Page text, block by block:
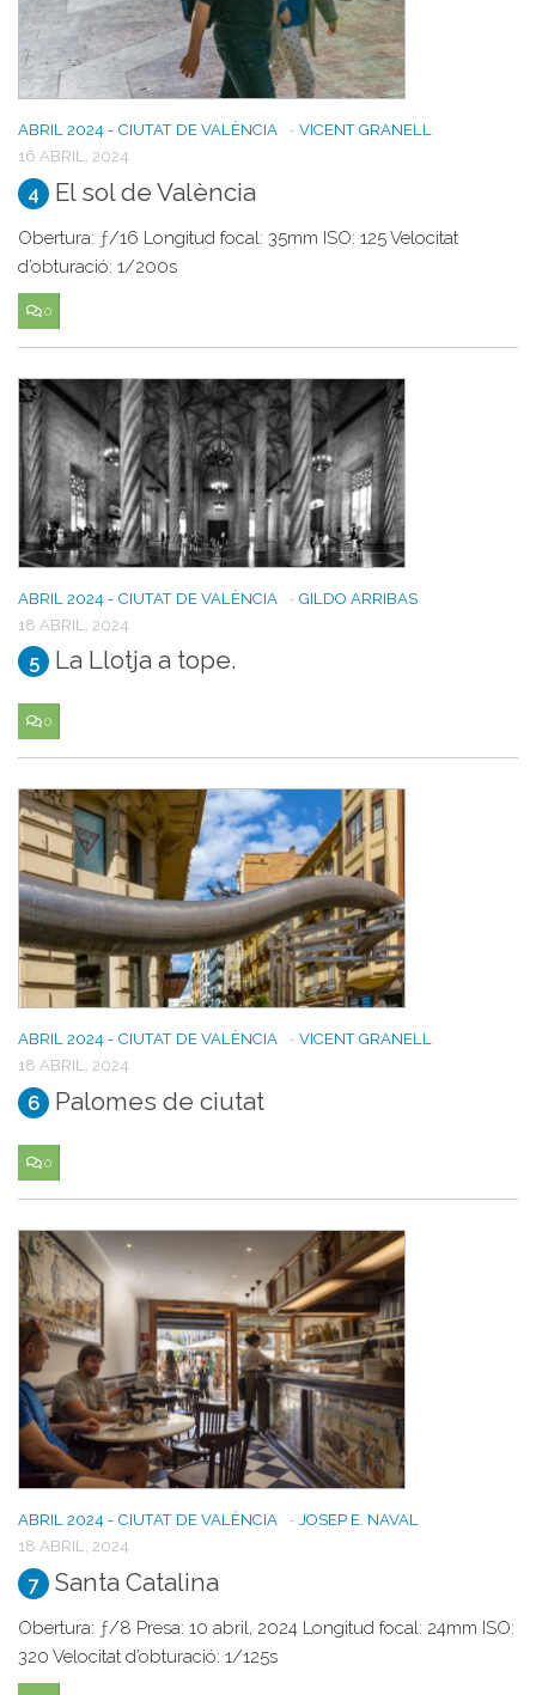
- VICENT GRANELL
ABRIL 2024 - CIUTAT DE VALÈNCIA
16 ABRIL, 2024
4 El sol de València
Obertura: ƒ/16 Longitud focal: 35mm ISO: 125 Velocitat
d’obturació: 1/200s
0
- GILDO ARRIBAS
ABRIL 2024 - CIUTAT DE VALÈNCIA
18 ABRIL, 2024
5 La Llotja a tope.
0
- VICENT GRANELL
ABRIL 2024 - CIUTAT DE VALÈNCIA
18 ABRIL, 2024
6 Palomes de ciutat
0
- JOSEP E. NAVAL
ABRIL 2024 - CIUTAT DE VALÈNCIA
18 ABRIL, 2024
7 Santa Catalina
Obertura: ƒ/8 Presa: 10 abril, 2024 Longitud focal: 24mm ISO:
320 Velocitat d’obturació: 1/125s